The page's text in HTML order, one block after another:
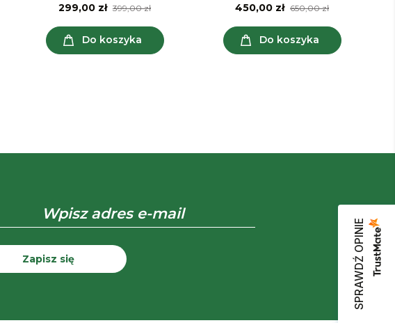
299,00 zł 399,00 zł
Do koszyka
450,00 zł 650,00 zł
Do koszyka
Zapisz się SPRAWDŹ OPINIE